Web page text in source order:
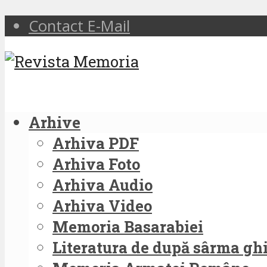
Contact E-Mail
Arhive
Arhiva PDF
Arhiva Foto
Arhiva Audio
Arhiva Video
Memoria Basarabiei
Literatura de după sârma